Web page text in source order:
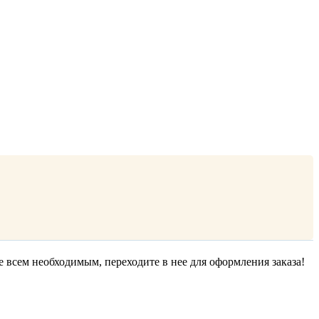
необходимым, переходите в нее для оформления заказа!